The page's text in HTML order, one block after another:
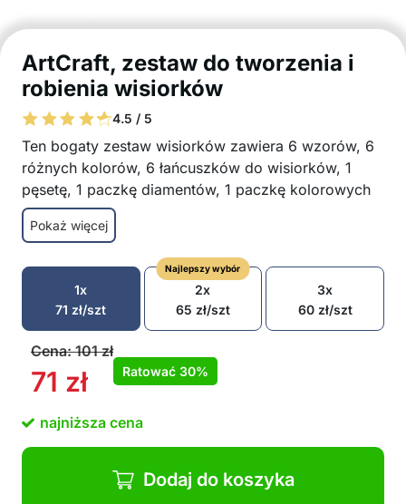
ArtCraft, zestaw do tworzenia i
robienia wisiorków
4.5 / 5
Ten bogaty zestaw wisiorków zawiera 6 wzorów, 6
różnych kolorów, 6 łańcuszków do wisiorków, 1
pęsetę, 1 paczkę diamentów, 1 paczkę kolorowych
koralików i 1 dłuższy sznurek!
Wybierz spośród 3 różnych motywów:
motywy świąteczne, jednorożce i dinozaury
Łatwe i przyjemne do tworzenia
Farba schnie naturalnie
Odpowiednie dla początkujących i
doświadczonych artystów
Idealny prezent na urodziny, święta i inne
okazje
W opakowaniu: 6x motyw, 6x tubka farby
(różne kolory), 6x łańcuszek do wisiorka, 1x
pęseta, 1x paczka diamentów, 1x paczka
kolorowych koralików, 1x dłuższy sznurek
Pokaż więcej
1x
71 zł/szt
Najlepszy wybór
2x
65 zł/szt
3x
60 zł/szt
Cena:101zł
71 zł Ratować 30%
najniższa cena
Dodaj do koszyka